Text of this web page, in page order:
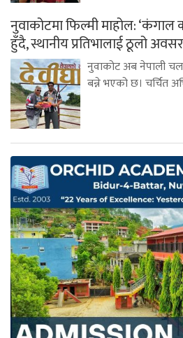
नुवाकोटमा फिल्मी माहोल:
हुँदै, स्थानीय प्रतिभालाई ठूलो
नुवाकोट अब नेपाली
बन्ने भएको छ। चर्चित